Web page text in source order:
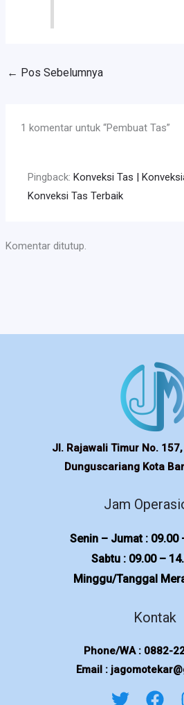
← Pos Sebelumnya
1 komentar untuk “Pembuat Tas”
Pingback:Konveksi Tas |
Konveksi Tas Terbaik
Komentar ditutup.
Jl. Rajawali Timur No.
Dunguscariang Kota
Jam
Senin – Jumat : 09.00
Sabtu : 09.00 –
Minggu/Tanggal
Kontak
Phone/WA : 0882-
Email :